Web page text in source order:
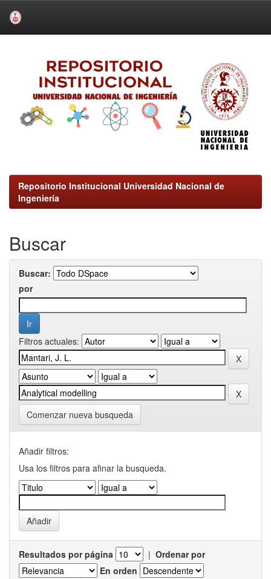
Repositorio Institucional Universidad Nacional de
Ingeniería
Buscar
Buscar:
por
Filtros actuales:
Comenzar nueva busqueda
Añadir filtros:
Usa los filtros para afinar la busqueda.
Resultados por página | Ordenar por
En orden